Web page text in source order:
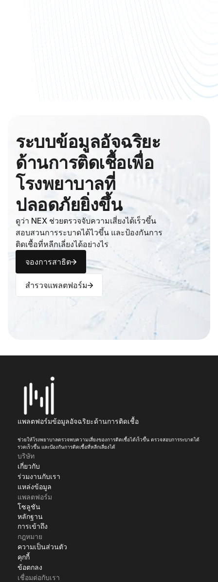
ระบบข้อมูลอัจฉริยะ
ด้านการติดเชื้อเพื่อ
โรงพยาบาลที่
ปลอดภัยยิ่งขึ้น
ดูว่า NEX ช่วยตรวจจับความเสี่ยงได้เร็วขึ้น
สอบสวนการระบาดได้ไวขึ้น และป้องกันการ
ติดเชื้อที่หลีกเลี่ยงได้อย่างไร
จองการสาธิต
สำรวจแพลตฟอร์ม
แพลตฟอร์มข้อมูลอัจฉริยะด้านการติดเชื้อ
ช่วยให้โรงพยาบาลตรวจพบความเสี่ยงของการติดเชื้อได้เร็วขึ้น ตรวจสอบการระบาดได้
รวดเร็วขึ้น และป้องกันการติดเชื้อที่หลีกเลี่ยงได้
บริษัท
เกี่ยวกับ
ร่วมงานกับเรา
แหล่งข้อมูล
แพลตฟอร์ม
โซลูชัน
หลักฐาน
การเข้าถึง
กฎหมาย
ความเป็นส่วนตัว
คุกกี้
ข้อตกลง
เชื่อมต่อกับเรา